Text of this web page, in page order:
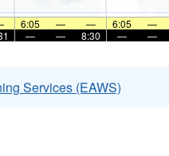
6:05 — — 6:05 —
— — 8:30 — —
Services (EAWS)